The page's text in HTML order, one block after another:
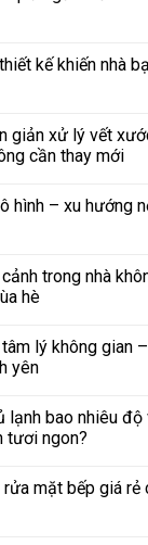
kế khiến nhà
giản xử lý vết
cần thay mới
hình – xu hướng
trong nhà
hè
lý không gian
yên
lạnh bao nhiêu
tươi ngon?
mặt bếp giá rẻ